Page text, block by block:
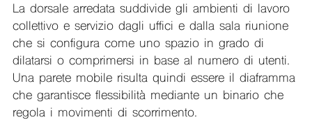
La dorsale arredata suddivide gli ambienti di lavoro
collettivo e servizio dagli uffici e dalla sala riunione
che si configura come uno spazio in grado di
dilatarsi o comprimersi in base al numero di utenti.
Una parete mobile risulta quindi essere il diaframma
che garantisce flessibilità mediante un binario che
regola i movimenti di scorrimento.